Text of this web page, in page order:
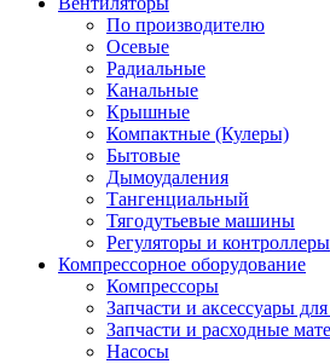
По производителю
Осевые
Радиальные
Канальные
Крышные
Компактные (Кулеры)
Бытовые
Дымоудаления
Тангенциальный
Тягодутьевые машины
Регуляторы и контроллеры
Компрессорное оборудование
Компрессоры
Запчасти и аксессуары
Запчасти и расходные
Насосы